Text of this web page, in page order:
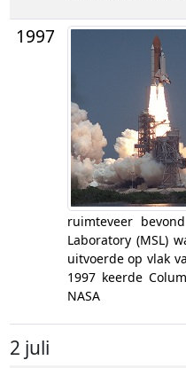
1997
ruimteveer
Laboratory (MSL)
uitvoerde op vlak
1997 keerde
NASA
2 juli